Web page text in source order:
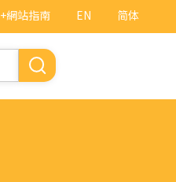
EN 简体
+網站指南